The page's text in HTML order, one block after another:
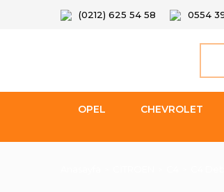
(0212) 625 54 58 0554
OPEL CHEVROLET